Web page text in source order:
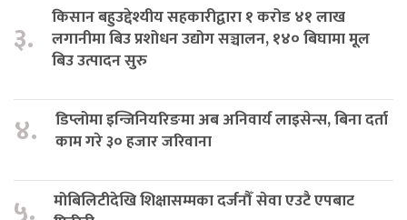
३.
किसान बहुउद्देश्यीय सहकारीद्वारा १ करोड ४१ लाख
लगानीमा बिउ प्रशोधन उद्योग सञ्चालन, १४० बिघामा मूल
बिउ उत्पादन सुरु
४.
डिप्लोमा इन्जिनियरिङमा अब अनिवार्य लाइसेन्स, बिना दर्ता
काम गरे ३० हजार जरिवाना
मोबिलिटीदेखि शिक्षासम्मका दर्जनौँ सेवा एउटै एपबाट